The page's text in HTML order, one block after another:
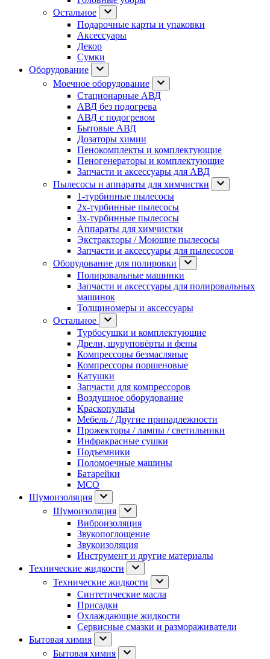
Остальное
Подарочные карты и упаковки
Аксессуары
Декор
Сумки
Оборудование
Моечное оборудование
Стационарные АВД
АВД без подогрева
АВД с подогревом
Бытовые АВД
Дозаторы химии
Пенокомплекты и комплектующие
Пеногенераторы и комплектующие
Запчасти и аксессуары для АВД
Пылесосы и аппараты для химчистки
1-турбинные пылесосы
2х-турбинные пылесосы
3х-турбинные пылесосы
Аппараты для химчистки
Экстракторы / Моющие пылесосы
Запчасти и аксессуары для пылесосов
Оборудование для полировки
Полировальные машинки
Запчасти и аксессуары для полировальных
машинок
Толщиномеры и аксессуары
Остальное
Турбосушки и комплектующие
Дрели, шуруповёрты и фены
Компрессоры безмасляные
Компрессоры поршеновые
Катушки
Запчасти для компрессоров
Воздушное оборудование
Краскопульты
Мебель / Другие принадлежности
Прожекторы / лампы / светильники
Инфракрасные сушки
Подъемники
Поломоечные машины
Батарейки
МСО
Шумоизоляция
Шумоизоляция
Виброизоляция
Звукопоглощение
Звукоизоляция
Инструмент и другие материалы
Технические жидкости
Технические жидкости
Синтетические масла
Присадки
Охлаждающие жидкости
Сервисные смазки и размораживатели
Бытовая химия
Бытовая химия